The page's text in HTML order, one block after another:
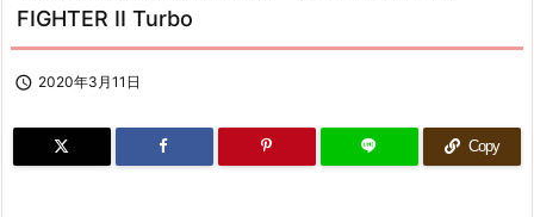
FIGHTER II Turbo
 2020年3月11日
Copy